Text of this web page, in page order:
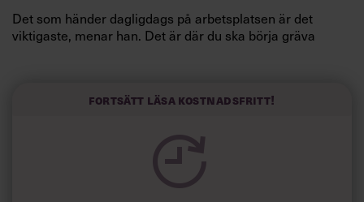
Det som händer dagligdags på arbetsplatsen är det
viktigaste, menar han. Det är där du ska börja gräva
och höjt arbetsglädjen på Google:
Fortsätt läsa kostnadsfritt!